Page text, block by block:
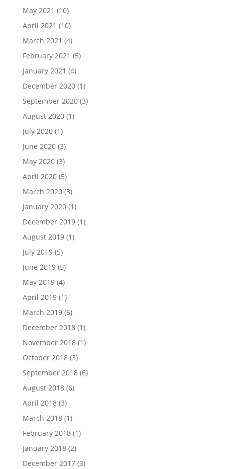
May 2021 (10)
April 2021 (10)
March 2021 (4)
February 2021 (5)
January 2021 (4)
December 2020(1)
September 2020(3)
August 2020(1)
July 2020(1)
June 2020(3)
May 2020(3)
April 2020(5)
March 2020(3)
January 2020(1)
December 2019(1)
August 2019(1)
July 2019(5)
June 2019(5)
May 2019(4)
April 2019(1)
March 2019(6)
December 2018(1)
November 2018(1)
October 2018(3)
September 2018(6)
August 2018(6)
April 2018(3)
March 2018(1)
February 2018(1)
January 2018(2)
December 2017(3)